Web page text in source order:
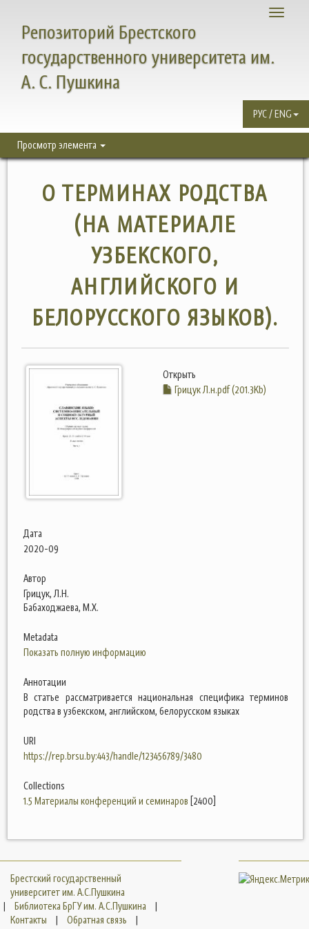
Toggle
Репозиторий Брестского
государственного университета им.
А. С. Пушкина
РУС / ENG
Просмотр элемента
О ТЕРМИНАХ РОДСТВА
(НА МАТЕРИАЛЕ
УЗБЕКСКОГО,
АНГЛИЙСКОГО И
БЕЛОРУССКОГО ЯЗЫКОВ).
Открыть
Грицук Л.н.pdf (201.3Kb)
Дата
2020-09
Автор
Грицук, Л.Н.
Бабаходжаева, М.Х.
Metadata
Показать полную информацию
Аннотации
В статье рассматривается национальная специфика терминов
родства в узбекском, английском, белорусском языках
URI
https://rep.brsu.by:443/handle/123456789/3480
Collections
1.5 Материалы конференций и семинаров [2400]
Брестский государственный
университет им. А.С.Пушкина
|
Библиотека БрГУ им. А.С.Пушкина
|
Контакты
| Обратная связь
|